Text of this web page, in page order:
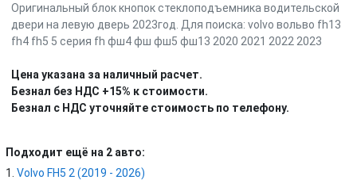
Оригинальный блок кнопок стеклоподъемника водительской
двери на левую дверь 2023год. Для поиска: volvo вольво fh13
fh4 fh5 5 серия fh фш4 фш фш5 фш13 2020 2021 2022 2023
Цена указана за наличный расчет.
Безнал без НДС +15% к стоимости.
Безнал с НДС уточняйте стоимость по телефону.
Подходит ещё на 2 авто:
Volvo FH5 2 (2019 - 2026)